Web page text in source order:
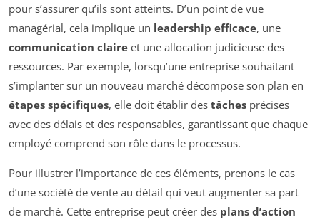
pour s’assurer qu’ils sont atteints. D’un point de vue
managérial, cela implique un leadership efficace, une
communication claire et une allocation judicieuse des
ressources. Par exemple, lorsqu’une entreprise souhaitant
s’implanter sur un nouveau marché décompose son plan en
étapes spécifiques, elle doit établir des tâches précises
avec des délais et des responsables, garantissant que chaque
employé comprend son rôle dans le processus.
Pour illustrer l’importance de ces éléments, prenons le cas
d’une société de vente au détail qui veut augmenter sa part
de marché. Cette entreprise peut créer des plans d’action